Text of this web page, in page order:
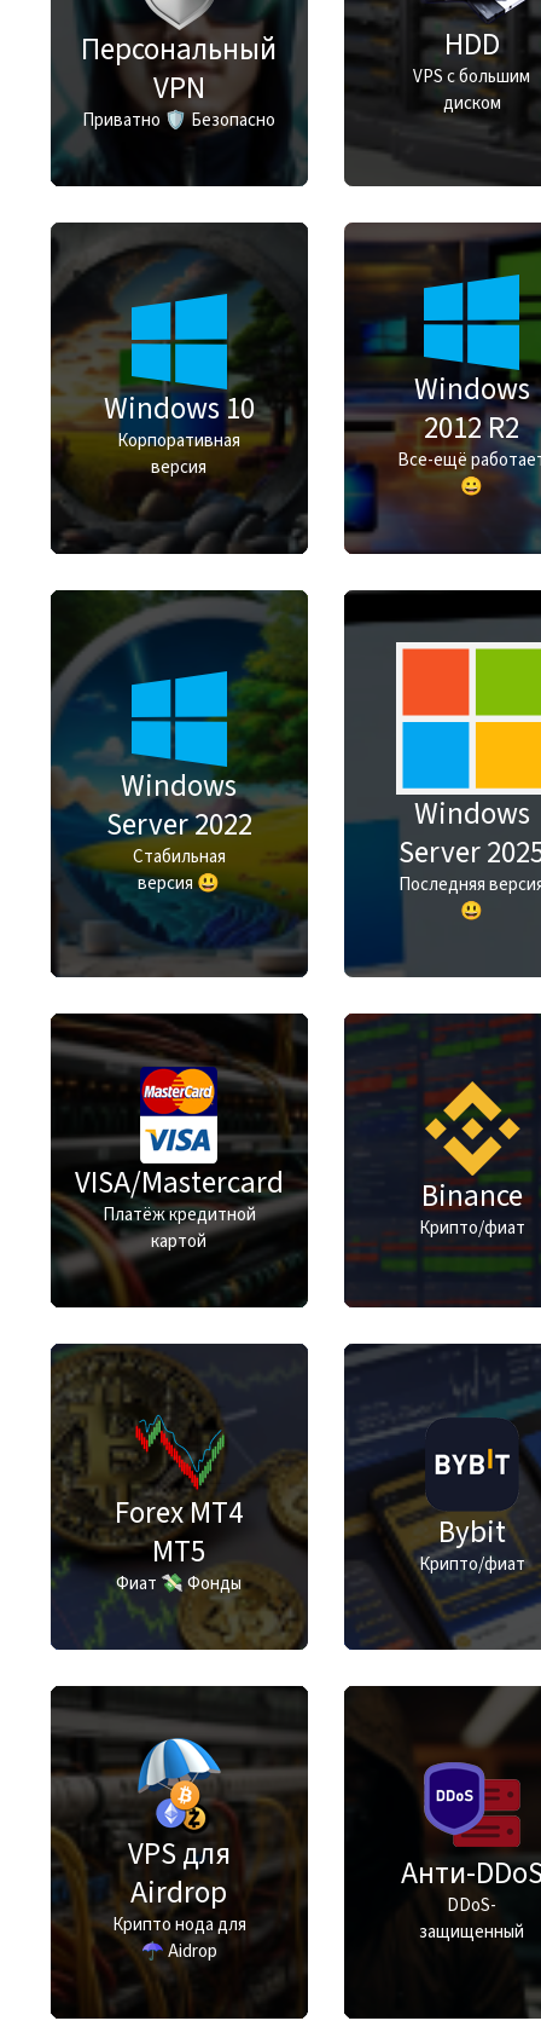
Персональный
VPN
Приватно 🛡️ Безопасно
HDD
VPS с большим
диском
Windows 10
Корпоративная
версия
Windows
2012 R2
Все-ещё
😀
Windows
Server 2022
Стабильная
версия 😃
Windows
Server
Последняя
😃
VISA/Mastercard
Платёж кредитной
картой
Binance
Крипто/фиат
Forex MT4
MT5
Фиат 💸 Фонды
Bybit
Крипто/фиат
VPS для
Airdrop
Крипто нода для
☂ Aidrop
Анти-
DDoS-
защищенный